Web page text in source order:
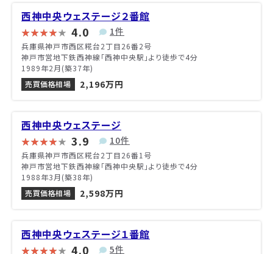
西神中央ウェステージ２番館
4.0 1件
兵庫県神戸市西区糀台2丁目26番2号
神戸市営地下鉄西神線「西神中央駅」より徒歩で4分
1989年2月(築37年)
売買価格相場
2,196万円
西神中央ウェステージ
3.9 10件
兵庫県神戸市西区糀台2丁目26番1号
神戸市営地下鉄西神線「西神中央駅」より徒歩で4分
1988年3月(築38年)
売買価格相場
2,598万円
西神中央ウェステージ１番館
4.0 5件